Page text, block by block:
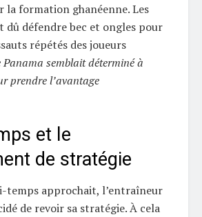
formation ghanéenne. Les
dû défendre bec et ongles pour
répétés des joueurs
Panama semblait déterminé à
prendre l’avantage
et le
de stratégie
temps approchait, l’entraîneur
de revoir sa stratégie. À cela